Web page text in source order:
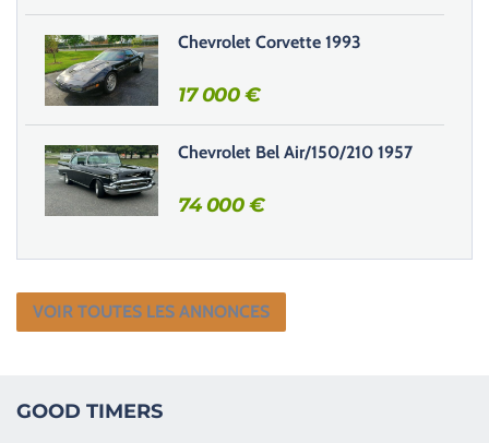
d
e
.
Chevrolet Corvette 1993
17 000€
Chevrolet Bel Air/150/210 1957
74 000€
VOIR TOUTES LES ANNONCES
GOOD TIMERS